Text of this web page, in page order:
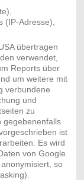
(IP-Adresse),
übertragen
verwendet,
Reports über
um weitere mit
verbundene
und
zu
gegebenenfalls
ist
Es wird
von Google
so